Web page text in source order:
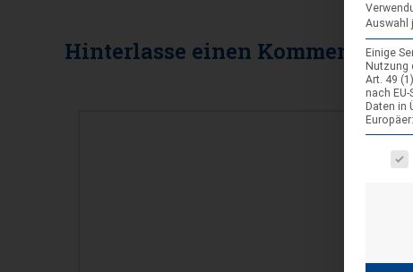
Hinterlasse einen Kommentar
Auswahl
Einige
Nutzung
Art. 49
nach
Daten in
Es